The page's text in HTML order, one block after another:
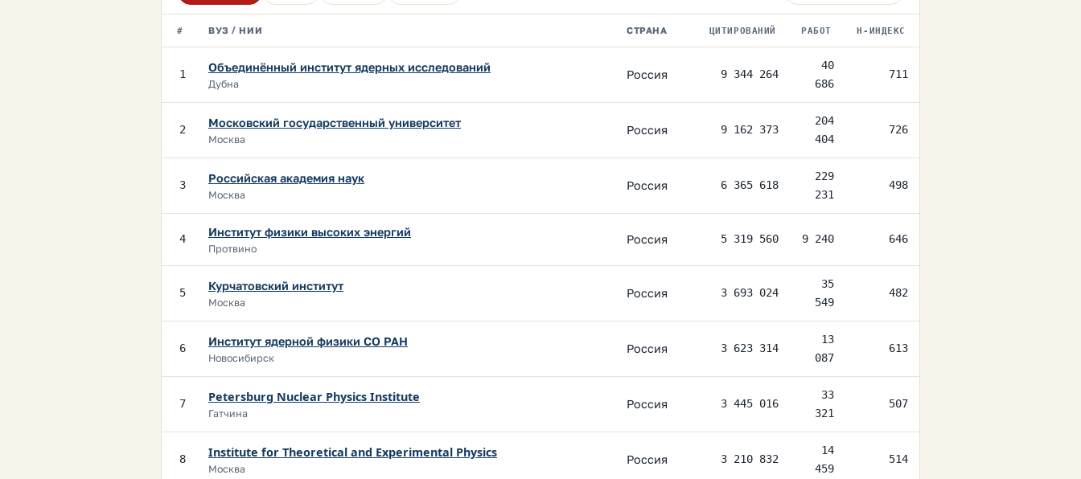
# ВУЗ / НИИ СТРАНА ЦИТИРОВАНИЙ РАБОТ H-ИНДЕКС
1 Объединённый институт ядерных исследований
Дубна
Россия 9 344 264
40
686
711
2 Московский государственный университет
Москва
Россия 9 162 373
204
404
726
3 Российская академия наук
Москва
Россия 6 365 618
229
231
498
4 Институт физики высоких энергий
Протвино
Россия 5 319 560 9 240 646
5 Курчатовский институт
Москва
Россия 3 693 024
35
549
482
6 Институт ядерной физики СО РАН
Новосибирск
Россия 3 623 314
13
087
613
7 Petersburg Nuclear Physics Institute
Гатчина
Россия 3 445 016
33
321
507
8 Institute for Theoretical and Experimental Physics
Москва
Россия 3 210 832
14
459
514